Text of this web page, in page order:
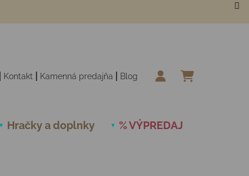
Kontakt Kamenná predajňa Blog
Hračky a doplnky % VÝPREDAJ